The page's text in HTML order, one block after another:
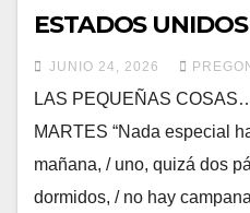
ESTADOS UNIDOS
JUNIO 24, 2026
LAS PEQUEÑAS
MARTES “Nada especial
mañana, / uno, quizá dos
dormidos, / no hay